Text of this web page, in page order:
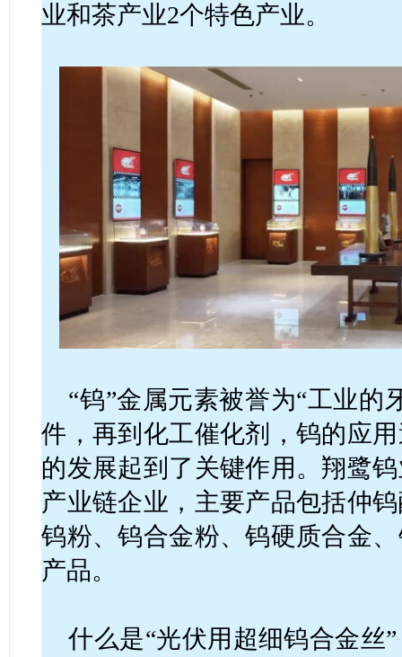
业和茶产业2个特色产业。
“钨”金属元素被誉为“工业的
件，再到化工催化剂，钨的应
的发展起到了关键作用。翔鹭
产业链企业，主要产品包括仲
钨粉、钨合金粉、钨硬质合金
产品。
什么是“光伏用超细钨合金丝